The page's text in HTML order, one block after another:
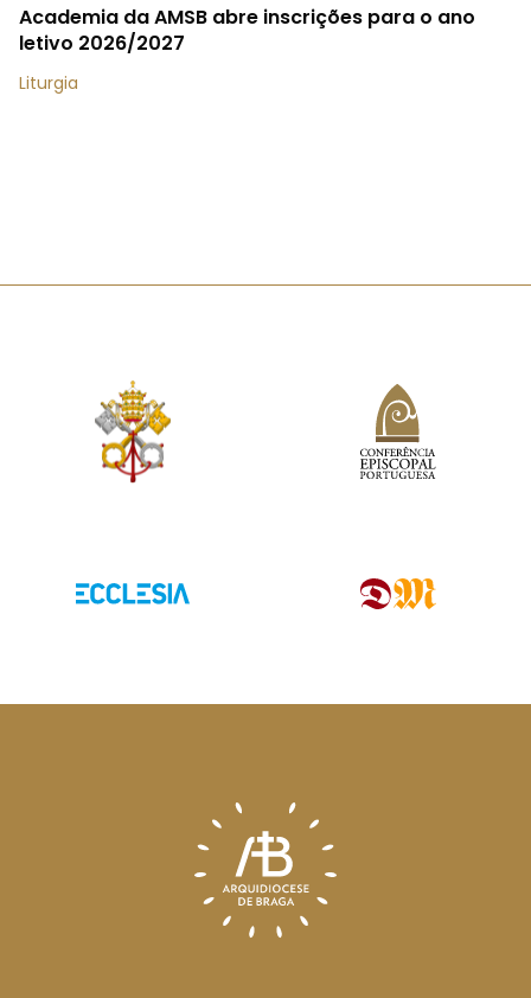
Academia da AMSB abre inscrições para o ano
letivo 2026/2027
Liturgia